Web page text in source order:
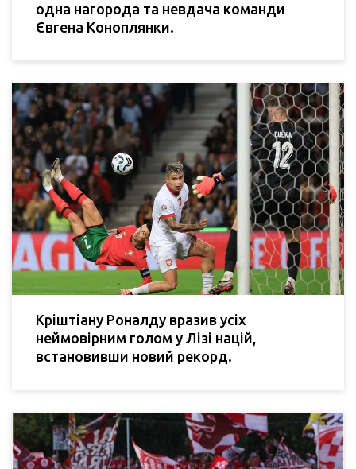
одна нагорода та невдача команди
Євгена Коноплянки.
Кріштіану Роналду вразив усіх
неймовірним голом у Лізі націй,
встановивши новий рекорд.